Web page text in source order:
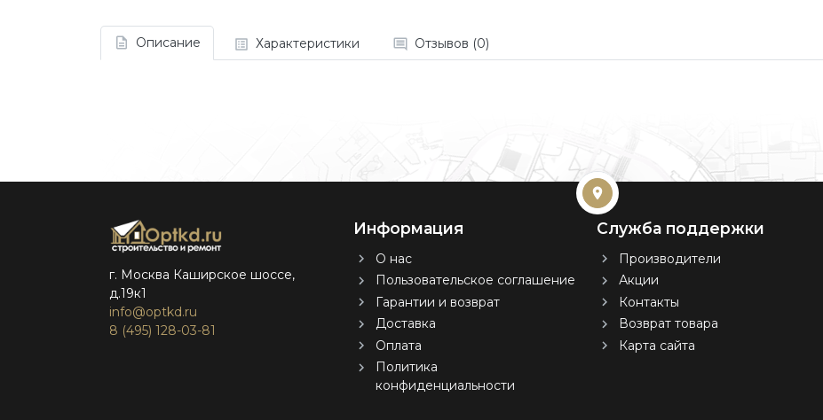
Описание Характеристики Отзывов (0)
г. Москва Каширское шоссе,
д.19к1
info@optkd.ru
8 (495) 128-03-81
Информация
О нас
Пользовательское соглашение
Гарантии и возврат
Доставка
Оплата
Политика
конфиденциальности
Служба поддержки
Производители
Акции
Контакты
Возврат товара
Карта сайта